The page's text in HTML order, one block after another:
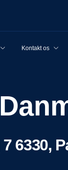
Kontakt os
6330,